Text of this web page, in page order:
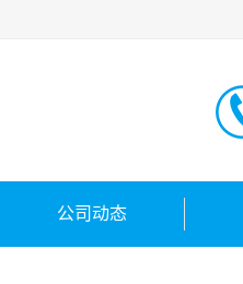
公司动态